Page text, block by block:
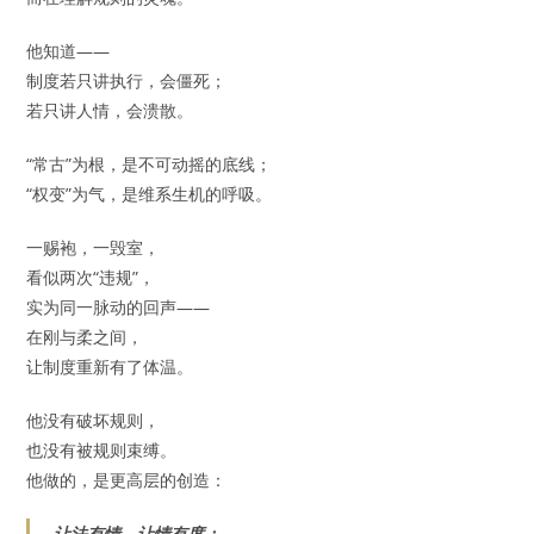
他知道——
制度若只讲执行，会僵死；
若只讲人情，会溃散。
“常古”为根，是不可动摇的底线；
“权变”为气，是维系生机的呼吸。
一赐袍，一毁室，
看似两次“违规”，
实为同一脉动的回声——
在刚与柔之间，
让制度重新有了体温。
他没有破坏规则，
也没有被规则束缚。
他做的，是更高层的创造：